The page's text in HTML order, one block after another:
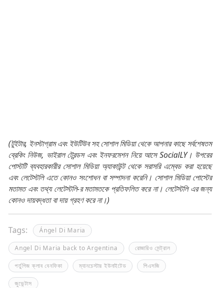
(টুইটার, ইনস্টাগ্রাম এবং ইউটিউব সহ সোশাল মিডিয়া থেকে আপনার কাছে সর্বশেষতম
ব্রেকিং নিউজ, ভাইরাল ট্রেন্ডস এবং ইনফরমেশন নিয়ে আসে SocialLY। উপরের
পোস্টটি ব্যবহারকারীর সোশাল মিডিয়া অ্যাকাউন্ট থেকে সরাসরি এম্বেড করা হয়েছে
এবং লেটেস্টলি এতে কোনও সংশোধন বা সম্পাদনা করেনি। সোশাল মিডিয়া পোস্টের
মতামত এবং তথ্য লেটেস্টলি-র মতামতকে প্রতিফলিত করে না। লেটেস্টলি এর জন্য
কোনও দায়বদ্ধতা বা দায় গ্রহণ করে না।)
Tags: Ángel Di Maria
Angel Di Maria back to Argentina রোজারিও সেন্ট্রাল
পর্তুগিজ ক্লাব বেনফিকা ম্যানচেস্টার ইউনাইটেড পিএসজি
জুভেন্টাস